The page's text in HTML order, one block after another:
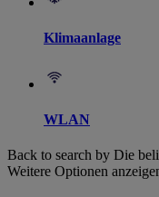
Klimaanlage
WLAN
Back to search by Die
Weitere Optionen